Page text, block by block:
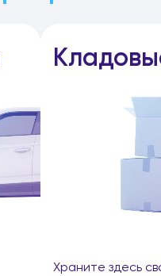
Храните здесь